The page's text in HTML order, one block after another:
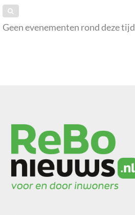
Geen evenementen rond deze tijd